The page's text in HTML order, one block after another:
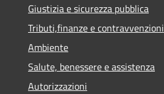
Giustizia e sicurezza pubblica
Tributi,finanze e contravvenzioni
Ambiente
Salute, benessere e assistenza
Autorizzazioni